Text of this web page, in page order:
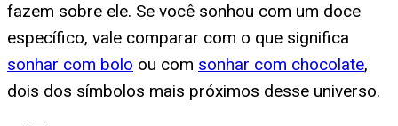
fazem sobre ele. Se você sonhou com um doce
específico, vale comparar com o que significa
sonhar com bolo ou com sonhar com chocolate,
dois dos símbolos mais próximos desse universo.